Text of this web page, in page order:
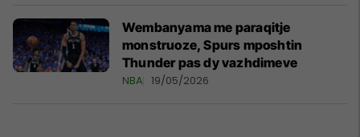
Wembanyama me paraqitje
monstruoze, Spurs mposhtin
Thunder pas dy vazhdimeve
NBA 19/05/2026